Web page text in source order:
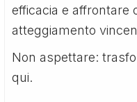
efficacia e affrontare
atteggiamento
Non aspettare:
qui.